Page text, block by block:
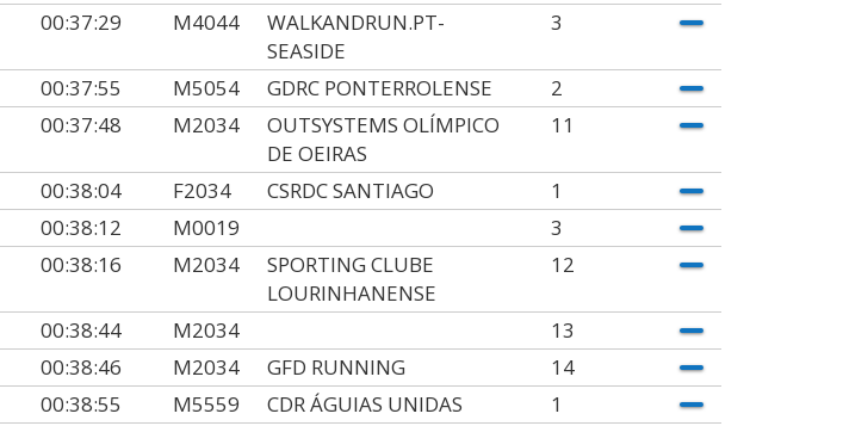
00:37:29 M4044
WALKANDRUN.PT-
SEASIDE
3
00:37:55 M5054 GDRC PONTERROLENSE
2
00:37:48 M2034
OUTSYSTEMS OLÍMPICO
DE OEIRAS
11
00:38:04 F2034 CSRDC SANTIAGO
1
00:38:12 M0019
3
00:38:16 M2034
SPORTING CLUBE
LOURINHANENSE
12
00:38:44 M2034
13
00:38:46 M2034 GFD RUNNING
14
00:38:55 M5559 CDR ÁGUIAS UNIDAS
1